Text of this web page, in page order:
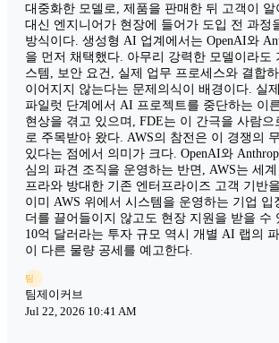
대중화한 모델로, 제품을 판매한 뒤 고객이 알
대신 엔지니어가 현장에 들어가 도입 전 과정
방식이다. 생성형 AI 업계에서는 OpenAI와
을 먼저 채택했다. 아무리 강력한 모델이라도
스템, 보안 요건, 실제 업무 프로세스와 결합
이어지지 않는다는 문제의식이 배경이다. 실
파일럿 단계에서 AI 프로젝트를 중단하는 이
현상을 겪고 있으며, FDE는 이 간극을 사람으
로 주목받아 왔다. AWS의 참전은 이 경쟁의
있다는 점에서 의미가 크다. OpenAI와
심의 파견 조직을 운영하는 반면, AWS는 세
프라와 방대한 기존 엔터프라이즈 고객 기반
이미 AWS 위에서 시스템을 운영하는 기업 입
더를 끌어들이지 않고도 현장 지원을 받을 수
10억 달러라는 투자 규모 역시 개별 AI 랩의
이 다른 물량 공세를 예고한다.
팀
팀제이커브
Jul 22, 2026 10:41 AM